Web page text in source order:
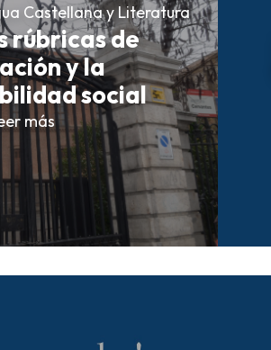
Castellana y Literatura
rúbricas de
y la
social
más